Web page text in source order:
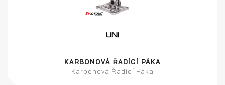
KARBONOVÁ ŘADÍCÍ PÁKA
Karbonová Řadící Páka